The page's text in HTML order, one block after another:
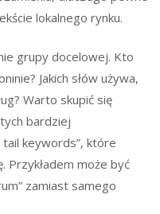
lokalnego rynku.
grupy docelowej. Kto
Jakich słów używa,
Warto skupić się
bardziej
tail keywords”, które
Przykładem może być
zamiast samego